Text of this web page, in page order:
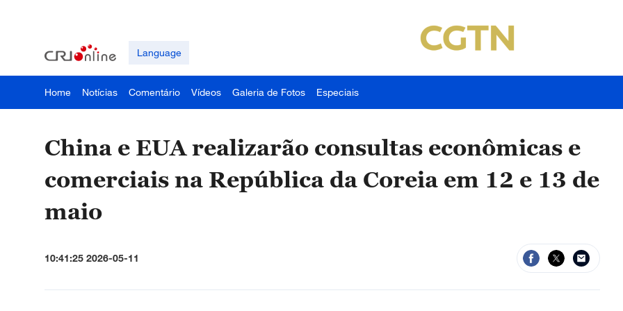
Language
Home Notícias Comentário Vídeos Galeria de Fotos Especiais
China e EUA realizarão consultas econômicas e
comerciais na República da Coreia em 12 e 13 de
maio
10:41:25 2026-05-11